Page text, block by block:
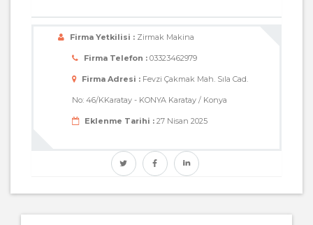
Firma Yetkilisi : Zirmak Makina
Firma Telefon : 03323462979
Firma Adresi : Fevzi Çakmak Mah. Sıla Cad.
No: 46/KKaratay - KONYA Karatay / Konya
Eklenme Tarihi : 27 Nisan 2025